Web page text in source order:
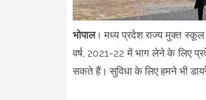
भोपाल। मध्य प्रदेश राज्य मुक्त स्कूल
वर्ष, 2021-22 में भाग लेने के लिए
सकते हैं। सुविधा के लिए हमने भी